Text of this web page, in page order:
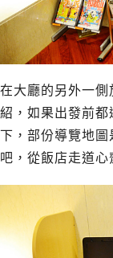
在大廳的另外一
紹，如果出發前
下，部份導覽地
吧，從飯店走道心